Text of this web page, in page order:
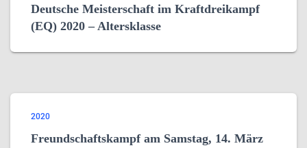
Deutsche Meisterschaft im Kraftdreikampf
(EQ) 2020 – Altersklasse
2020
Freundschaftskampf am Samstag, 14. März